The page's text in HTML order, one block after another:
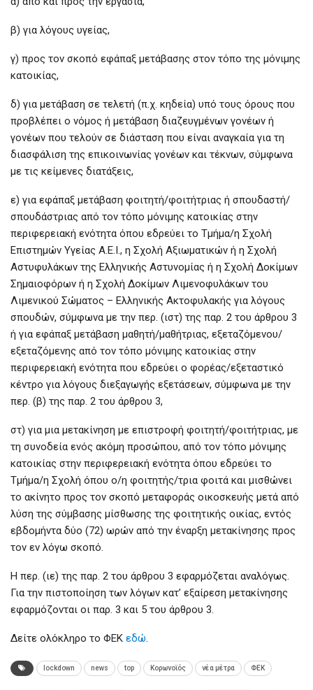
β) για λόγους υγείας,
γ) προς τον σκοπό εφάπαξ μετάβασης στον τόπο της μόνιμης
κατοικίας,
δ) για μετάβαση σε τελετή (π.χ. κηδεία) υπό τους όρους που
προβλέπει ο νόμος ή μετάβαση διαζευγμένων γονέων ή
γονέων που τελούν σε διάσταση που είναι αναγκαία για τη
διασφάλιση της επικοινωνίας γονέων και τέκνων, σύμφωνα
με τις κείμενες διατάξεις,
ε) για εφάπαξ μετάβαση φοιτητή/φοιτήτριας ή σπουδαστή/
σπουδάστριας από τον τόπο μόνιμης κατοικίας στην
περιφερειακή ενότητα όπου εδρεύει το Τμήμα/η Σχολή
Επιστημών Υγείας Α.Ε.Ι., η Σχολή Αξιωματικών ή η Σχολή
Αστυφυλάκων της Ελληνικής Αστυνομίας ή η Σχολή Δοκίμων
Σημαιοφόρων ή η Σχολή Δοκίμων Λιμενοφυλάκων του
Λιμενικού Σώματος – Ελληνικής Ακτοφυλακής για λόγους
σπουδών, σύμφωνα με την περ. (ιστ) της παρ. 2 του άρθρου 3
ή για εφάπαξ μετάβαση μαθητή/μαθήτριας, εξεταζόμενου/
εξεταζόμενης από τον τόπο μόνιμης κατοικίας στην
περιφερειακή ενότητα που εδρεύει ο φορέας/εξεταστικό
κέντρο για λόγους διεξαγωγής εξετάσεων, σύμφωνα με την
περ. (β) της παρ. 2 του άρθρου 3,
στ) για μια μετακίνηση με επιστροφή φοιτητή/φοιτήτριας, με
τη συνοδεία ενός ακόμη προσώπου, από τον τόπο μόνιμης
κατοικίας στην περιφερειακή ενότητα όπου εδρεύει το
Τμήμα/η Σχολή όπου ο/η φοιτητής/τρια φοιτά και μισθώνει
το ακίνητο προς τον σκοπό μεταφοράς οικοσκευής μετά από
λύση της σύμβασης μίσθωσης της φοιτητικής οικίας, εντός
εβδομήντα δύο (72) ωρών από την έναρξη μετακίνησης προς
τον εν λόγω σκοπό.
Η περ. (ιε) της παρ. 2 του άρθρου 3 εφαρμόζεται αναλόγως.
Για την πιστοποίηση των λόγων κατ’ εξαίρεση μετακίνησης
εφαρμόζονται οι παρ. 3 και 5 του άρθρου 3.
Δείτε ολόκληρο το ΦΕΚ εδώ.
lockdown news top Κορωνοϊός νέα μέτρα ΦΕΚ